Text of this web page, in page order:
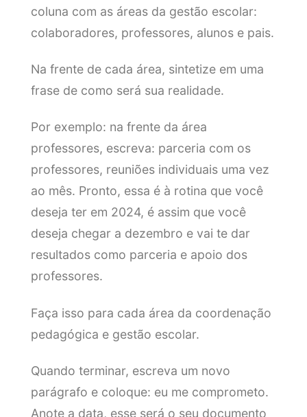
coluna com as áreas da gestão escolar:
colaboradores, professores, alunos e pais.
Na frente de cada área, sintetize em uma
frase de como será sua realidade.
Por exemplo: na frente da área
professores, escreva: parceria com os
professores, reuniões individuais uma vez
ao mês. Pronto, essa é à rotina que você
deseja ter em 2024, é assim que você
deseja chegar a dezembro e vai te dar
resultados como parceria e apoio dos
professores.
Faça isso para cada área da coordenação
pedagógica e gestão escolar.
Quando terminar, escreva um novo
parágrafo e coloque: eu me comprometo.
Anote a data, esse será o seu documento